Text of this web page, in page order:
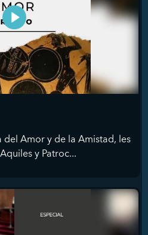
del Amor y de la Amistad, les
y Patroc...